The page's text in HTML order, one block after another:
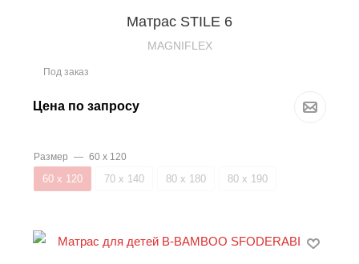
Матрас STILE 6
MAGNIFLEX
Под заказ
Цена по запросу
Размер — 60 х 120
60 х 120 70 х 140 80 х 180 80 х 190